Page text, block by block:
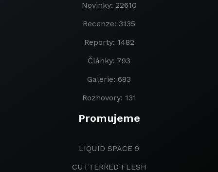
Novinky: 22610
Recenze: 3135
Reporty: 1482
Články: 793
Galerie: 683
Rozhovory: 131
Promujeme
LIQUID SPACE 9
CUTTERRED FLESH